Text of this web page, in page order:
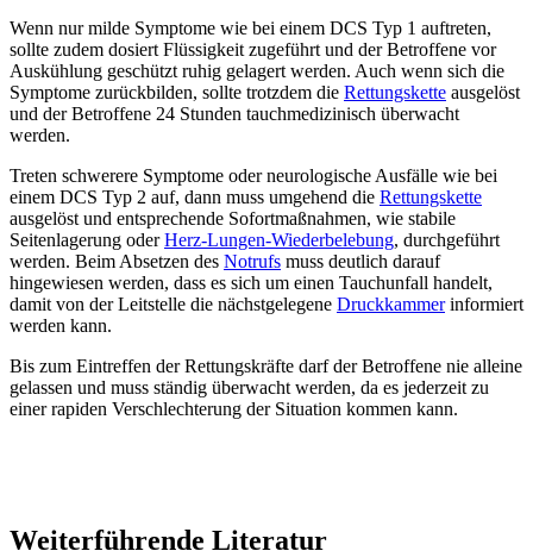
Wenn nur milde Symptome wie bei einem DCS Typ 1 auftreten,
sollte zudem dosiert Flüssigkeit zugeführt und der Betroffene vor
Auskühlung geschützt ruhig gelagert werden. Auch wenn sich die
Symptome zurückbilden, sollte trotzdem die Rettungskette ausgelöst
und der Betroffene 24 Stunden tauchmedizinisch überwacht
werden.
Treten schwerere Symptome oder neurologische Ausfälle wie bei
einem DCS Typ 2 auf, dann muss umgehend die Rettungskette
ausgelöst und entsprechende Sofortmaßnahmen, wie stabile
Seitenlagerung oderHerz-Lungen-Wiederbelebung, durchgeführt
werden. Beim Absetzen des Notrufs muss deutlich darauf
hingewiesen werden, dass es sich um einen Tauchunfall handelt,
damit von der Leitstelle die nächstgelegene Druckkammerinformiert
werden kann.
Bis zum Eintreffen der Rettungskräfte darf der Betroffene nie alleine
gelassen und muss ständig überwacht werden, da es jederzeit zu
einer rapiden Verschlechterung der Situation kommen kann.
Weiterführende Literatur